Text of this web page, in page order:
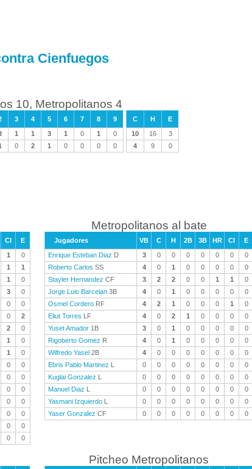
Cienfuegos
10, Metropolitanos 4
3 4 5 6 7 8 9 C H
E
1 1 3 1 0 1 0 10 16
3
0 2 1 0 0 0 0 4 9 0
CI
E
1
0
1
1
1
0
3
0
0
0
0
2
2
0
1
0
1
0
0
0
0
0
0
0
0
0
0
0
0
0
0 0
Metropolitanos al bate
Jugadores VB C H 2B 3B HR CI
E
Enrique Esteban Diaz D 3 0 0 0 0 0 0
0
Roberto Carlos SS 4 0 1 0 0 0 0
0
Stayler Hernandez CF 3 2 2 0 0 1 1
0
Jorge Luis Barcelan 3B 4 0 1 0 0 0 0
0
Osmel Cordero RF 4 2 1 0 0 0 1
0
Eliut Torres LF 4 0 2 1 0 0 0
0
Yuset Amador 1B 3 0 1 0 0 0 0
0
Rigoberto Gomez R 4 0 1 0 0 0 0
0
Wilfredo Yasel 2B 4 0 0 0 0 0 0
0
Ebris Pablo Martinez L 0 0 0 0 0 0 0
0
Kuglai Gonzalez L 0 0 0 0 0 0 0
0
Manuel Diaz L 0 0 0 0 0 0 0
0
Yasmani Izquierdo L 0 0 0 0 0 0 0
0
Yaser Gonzalez CF 0 0 0 0 0 0 0 0
Pitcheo Metropolitanos